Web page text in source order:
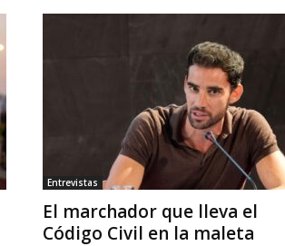
Entrevistas
El marchador que lleva el
Código Civil en la maleta